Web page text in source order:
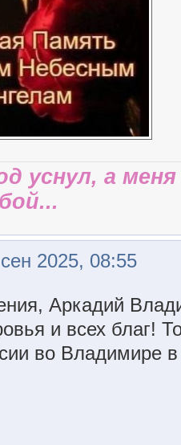
уснул, а
2025, 08:55
Аркадий
и всех благ!
во Владимире